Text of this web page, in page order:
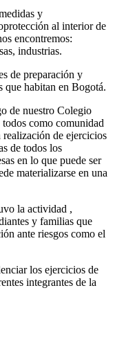
y
al interior de
encontremos:
industrias.
de preparación y
que habitan en Bogotá.
de nuestro Colegio
como comunidad
de ejercicios
de todos los
en lo que puede ser
materializarse en una
la actividad ,
y familias que
ante riesgos como el
los ejercicios de
integrantes de la